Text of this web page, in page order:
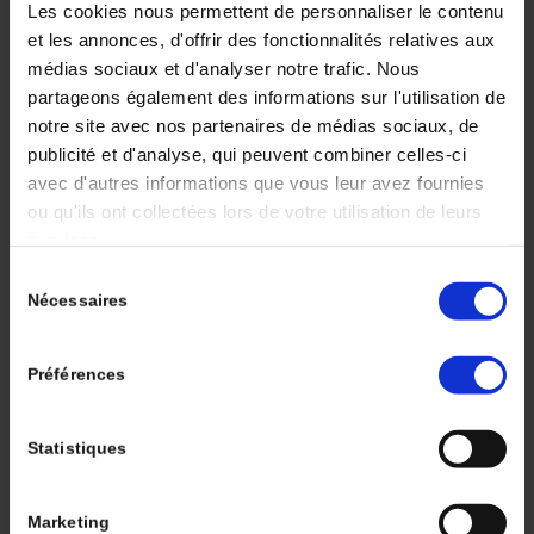
Les cookies nous permettent de personnaliser le contenu
et les annonces, d'offrir des fonctionnalités relatives aux
médias sociaux et d'analyser notre trafic. Nous
partageons également des informations sur l'utilisation de
notre site avec nos partenaires de médias sociaux, de
publicité et d'analyse, qui peuvent combiner celles-ci
avec d'autres informations que vous leur avez fournies
ou qu'ils ont collectées lors de votre utilisation de leurs
Nécessaires
Préférences
Statistiques
Marketing
myosites, les neuropathies périphériques, et les
encéphalites prédominent, tout le névraxe peut
être atteint, y compris les méninges, le tronc
cérébral, la moelle spinale et la jonction
neuromusculaire. Les myosites sont la
neurotoxicité la plus fréquente et, malgré leur
corticosensibilité, elles peuvent mettre en péril le
pronostic vital en cas d’atteinte du myocarde (25 %
des cas). Les neuropathies démyélinisantes
immuno-induites présentent un tableau de
pseudo-syndrome de Guillain-Barré qui répond
aux immunoglobulines intraveineuses. Les
neurotoxicités centrales sont dominées par les
encéphalites immuno-induites, de présentation et
de gravité variable, dont un sous-groupe présente
paranéoplasiques, notamment par la fréquente